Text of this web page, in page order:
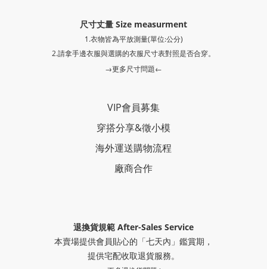
尺寸丈量 Size measurment
1.衣物皆為平放測量(單位:公分)
2.請拿手邊衣服與選購的衣服尺寸表對照是否合穿。
→更多尺寸問題←
VIP會員募集
穿搭分享&徵小模
海外運送購物流程
廠商合作
退換貨規範 After-Sales Service
本賣場提供會員貼心的「七天內」鑑賞期，
提供宅配收取退貨服務。